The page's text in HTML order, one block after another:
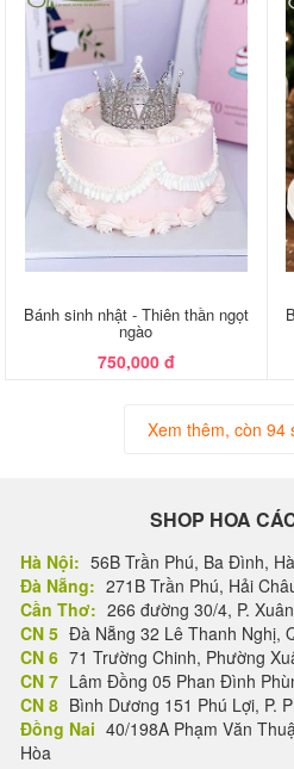
Bánh sinh nhật - Thiên thần ngọt
ngào
750,000 đ
Xem thêm, còn 94
SHOP HOA
Hà Nội: 56B Trần Phú, Ba Đình,
Đà Nẵng: 271B Trần Phú, Hải
Cần Thơ: 266 đường 30/4, P.
CN 5 Đà Nẵng 32 Lê Thanh Nghị,
CN 6 71 Trường Chinh, Phường
CN 7 Lâm Đồng 05 Phan Đình
CN 8 Bình Dương 151 Phú Lợi, P.
Đồng Nai 40/198A Phạm Văn
Hòa